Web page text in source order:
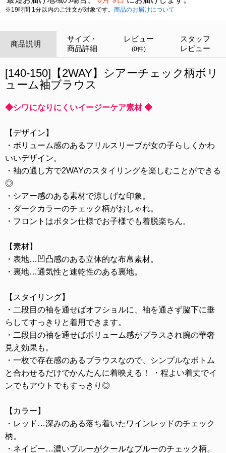
※19時間 1分以内のご注文が対象です。 商品のお届けについて
商品説明
サイズ・
商品詳細
レビュー
(0件)
スタッフ
レビュー
[140-150]【2WAY】シアーチェック柄ボリ
ューム袖ブラウス
◆シワになりにくいイージーケア素材 ◆
【デザイン】
・ボリューム感のあるフリルスリーブが女の子らしくかわ
いいデザイン。
・袖の通し方で2WAYのスタイリングを楽しむことができる
◎
・シアー感のある素材で涼しげな印象。
・ダークカラーのチェック柄がおしゃれ。
・フロントはボタン仕様でお子様でも着脱楽ちん。
【素材】
・表地…凹凸感のある立体的な布帛素材。
・裏地…通気性と速乾性のある裏地。
【スタイリング】
・二段目の袖を通せばオフショルに、袖を通さず脇下に垂
らしてすっきりと着用できます。
・二段目の袖を通せばボリューム感がプラスされ腕の華奢
見え効果も。
・一枚で存在感のあるブラウスなので、シンプルなボトム
と合わせるだけでかんたんに着映える！ ・程よい着丈でイ
ンでもアウトでもすっきり◎
【カラー】
・レッド…深みのある落ち着いたワインレッドのチェック
柄。
・ネイビー…濃いブルーがクールなブルーのチェック柄。